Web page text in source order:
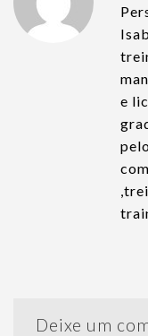
e
Deixe um